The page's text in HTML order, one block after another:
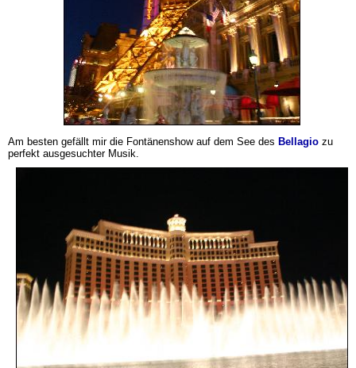
Am besten gefällt mir die Fontänenshow auf dem See des Bellagio zu
perfekt ausgesuchter Musik.